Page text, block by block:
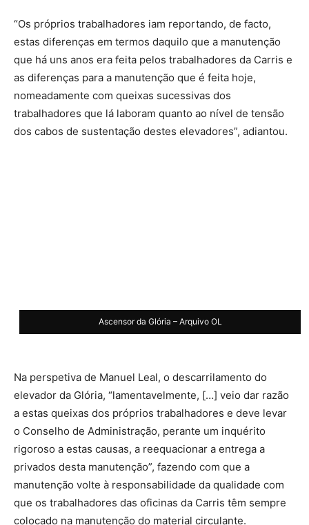
“Os próprios trabalhadores iam reportando, de facto,
estas diferenças em termos daquilo que a manutenção
que há uns anos era feita pelos trabalhadores da Carris e
as diferenças para a manutenção que é feita hoje,
nomeadamente com queixas sucessivas dos
trabalhadores que lá laboram quanto ao nível de tensão
dos cabos de sustentação destes elevadores”, adiantou.
Ascensor da Glória – Arquivo OL
Na perspetiva de Manuel Leal, o descarrilamento do
elevador da Glória, “lamentavelmente, […] veio dar razão
a estas queixas dos próprios trabalhadores e deve levar
o Conselho de Administração, perante um inquérito
rigoroso a estas causas, a reequacionar a entrega a
privados desta manutenção”, fazendo com que a
manutenção volte à responsabilidade da qualidade com
que os trabalhadores das oficinas da Carris têm sempre
colocado na manutenção do material circulante.